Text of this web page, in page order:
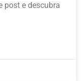
post e descubra